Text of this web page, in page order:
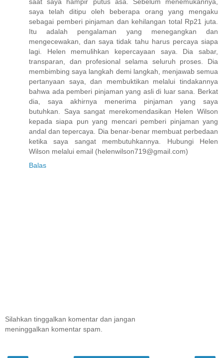
saya telah ditipu oleh beberapa orang yang mengaku
sebagai pemberi pinjaman dan kehilangan total Rp21 juta.
Itu adalah pengalaman yang menegangkan dan
mengecewakan, dan saya tidak tahu harus percaya siapa
lagi. Helen memulihkan kepercayaan saya. Dia sabar,
transparan, dan profesional selama seluruh proses. Dia
membimbing saya langkah demi langkah, menjawab semua
pertanyaan saya, dan membuktikan melalui tindakannya
bahwa ada pemberi pinjaman yang asli di luar sana. Berkat
dia, saya akhirnya menerima pinjaman yang saya
butuhkan. Saya sangat merekomendasikan Helen Wilson
kepada siapa pun yang mencari pemberi pinjaman yang
andal dan tepercaya. Dia benar-benar membuat perbedaan
ketika saya sangat membutuhkannya. Hubungi Helen
Wilson melalui email (helenwilson719@gmail.com)
Balas
Silahkan tinggalkan komentar dan jangan
meninggalkan komentar spam.